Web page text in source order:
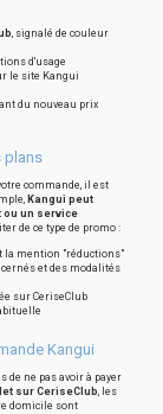
, signalé de couleur
d'usage
le site Kangui
du nouveau prix
plans
commande, il est
Kangui peut
un service
de ce type de promo :
la mention "réductions"
et des modalités
sur CeriseClub
Kangui
de ne pas avoir à payer
sur CeriseClub, les
domicile sont